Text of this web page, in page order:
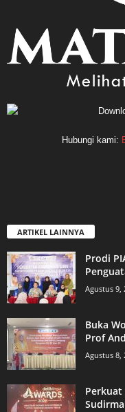
Hubungi kami:
ARTIKEL LAINNYA
Prodi
Agustus 9,
Buka
Prof
Agustus 8,
Perkuat